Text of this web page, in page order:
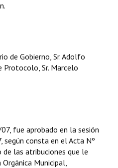
de Gobierno, Sr. Adolfo
Protocolo, Sr. Marcelo
fue aprobado en la sesión
consta en el Acta Nº
las atribuciones que le
Municipal,